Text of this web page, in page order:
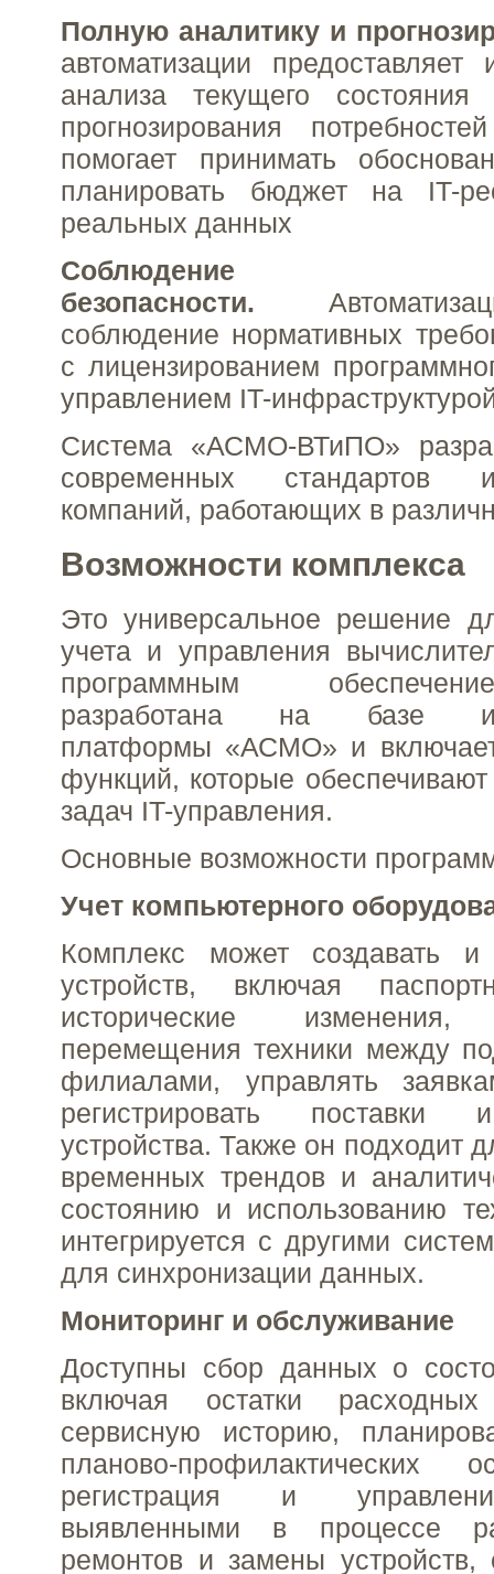
Полную аналитику и
автоматизации
анализа текущего
прогнозирования
помогает принимать
планировать бюджет на IT-
реальных данных
Соблюдение
безопасности.
соблюдение нормативных
с лицензированием
управлением IT-
Система «АСМО-ВТиПО»
современных стандартов
компаний, работающих в
Возможности комплекса
Это универсальное решение
учета и управления
программным
разработана на базе
платформы «АСМО» и
функций, которые
задач IT-управления.
Основные возможности
Учет компьютерного
Комплекс может создавать и
устройств, включая
исторические изменения,
перемещения техники между
филиалами, управлять
регистрировать поставки
устройства. Также он подходит
временных трендов и
состоянию и использованию
интегрируется с другими
для синхронизации данных.
Мониторинг и обслуживание
Доступны сбор данных о
включая остатки
сервисную историю,
планово-профилактических
регистрация и
выявленными в процессе
ремонтов и замены устройств,